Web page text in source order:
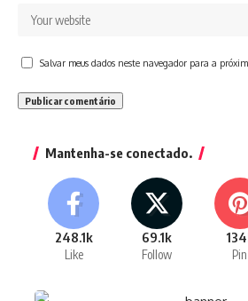
Salvar meus dados neste navegador para a
Mantenha-se conectado.
248.1k
Like
69.1k
Follow Pin